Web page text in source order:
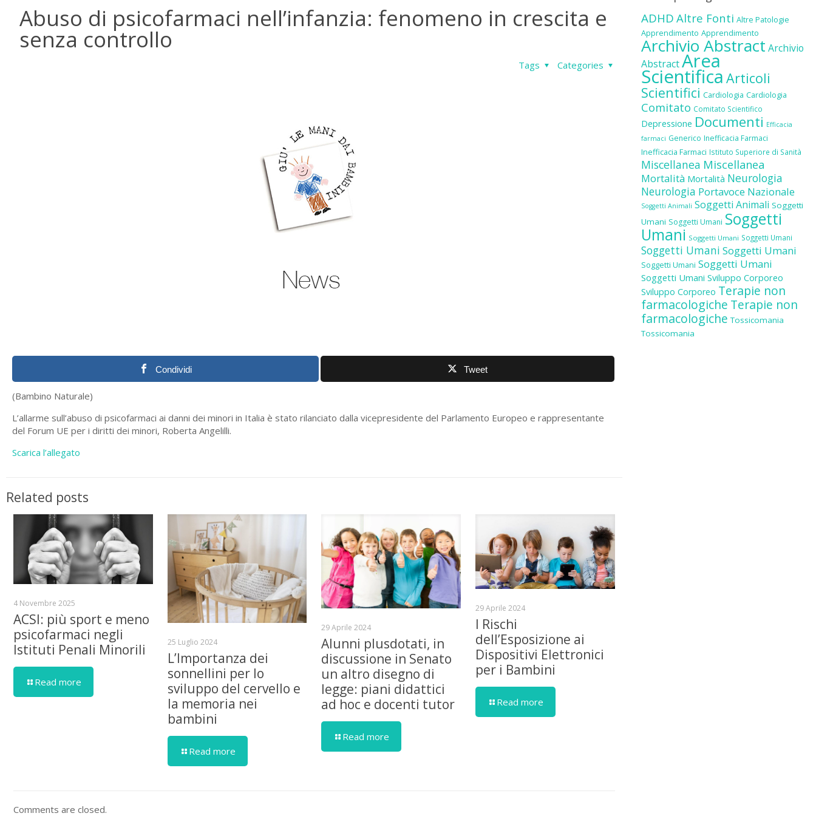
Abuso di psicofarmaci nell’infanzia: fenomeno in crescita e
senza controllo
Categories
Tags
Condividi Tweet
(Bambino Naturale)
L’allarme sull’abuso di psicofarmaci ai danni dei minori in Italia è stato rilanciato dalla vicepresidente del Parlamento Europeo e rappresentante
del Forum UE per i diritti dei minori, Roberta Angelilli.
Scarica l’allegato
Related posts
4 Novembre 2025
ACSI: più sport e meno
psicofarmaci negli
Istituti Penali Minorili
Read more
25 Luglio 2024
L’Importanza dei
sonnellini per lo
sviluppo del cervello e
la memoria nei
bambini
Read more
29 Aprile 2024
Alunni plusdotati, in
discussione in Senato
un altro disegno di
legge: piani didattici
ad hoc e docenti tutor
Read more
29 Aprile 2024
I Rischi
dell’Esposizione ai
Dispositivi Elettronici
per i Bambini
Read more
Comments are closed.
ADHD Altre Fonti Altre Patologie
Apprendimento Apprendimento
Archivio Abstract Archivio
AbstractArea
Scientifica Articoli
Scientifici Cardiologia Cardiologia
Comitato Comitato Scientifico
Depressione Documenti Efficacia
farmaci Generico Inefficacia Farmaci
Inefficacia Farmaci Istituto Superiore di Sanità
Miscellanea Miscellanea
Mortalità Mortalità Neurologia
Neurologia Portavoce Nazionale
Soggetti Animali Soggetti Animali Soggetti
Umani Soggetti Umani Soggetti
Umani Soggetti Umani Soggetti Umani
Soggetti Umani Soggetti Umani
Soggetti Umani Soggetti Umani
Soggetti Umani Sviluppo Corporeo
Sviluppo Corporeo Terapie non
farmacologiche Terapie non
farmacologiche Tossicomania
Tossicomania